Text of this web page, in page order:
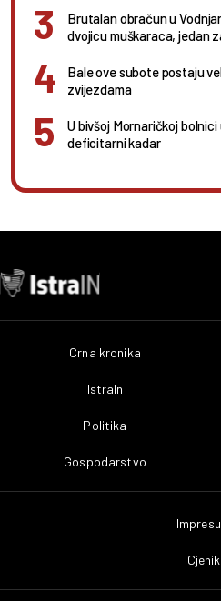
Brutalan obračun u
dvojicu muškaraca, jedan
Bale ove subote postaju
zvijezdama
U bivšoj Mornaričkoj
deficitarni kadar
Crna kronika
IstraIn
Politika
Gospodarstvo
Cjenik